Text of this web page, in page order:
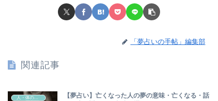
「夢占いの手帖」編集部
関連記事
人・体の部位
【夢占い】亡くなった人の夢の意味・亡くなる・話